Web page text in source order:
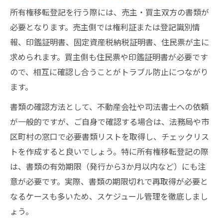
所有権移転登記を行う際には、売主・買主双方の書類が
必要となります。売主側では権利証または登記識別情
報、印鑑証明書、固定資産税納税証明書、住民票が主に
求められます。買主側も住民票や印鑑証明書が必要です
ので、相互に確認し合うことがトラブル防止につながり
ます。
書類の確認方法として、不動産会社や司法書士への依頼
が一般的ですが、ご自身で確認する場合は、法務局や市
区町村の窓口で必要書類リストを取得し、チェックリス
トを作成すると良いでしょう。特に所有権移転登記の際
は、書類の有効期限（発行から3か月以内など）にも注
意が必要です。実際、書類の期限切れで再取得が必要と
なるケースも多いため、スケジュール管理を徹底しまし
ょう。